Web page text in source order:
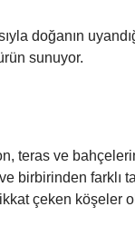
doğanın
sunuyor.
teras ve
birbirinden
çeken köşeler